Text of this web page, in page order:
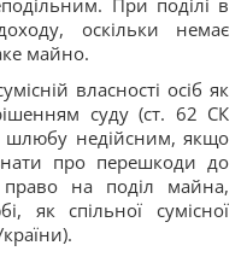
При поділі в
оскільки немає
майно.
власності осіб як
суду (ст. 62 СК
шлюбу недійсним, якщо
про перешкоди до
на поділ майна,
як спільної сумісної